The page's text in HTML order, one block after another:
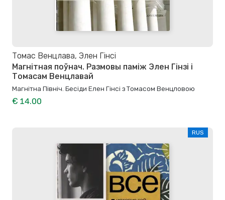
Томас Венцлава, Элен Гінсі
Магнітная поўнач. Размовы паміж Элен Гінзі і
Томасам Венцлавай
Магнітна Північ. Бесіди Елен Гінсі з Томасом Венцловою
€ 14.00
RUS